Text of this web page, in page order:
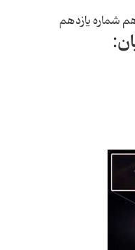
شماره یازدهم